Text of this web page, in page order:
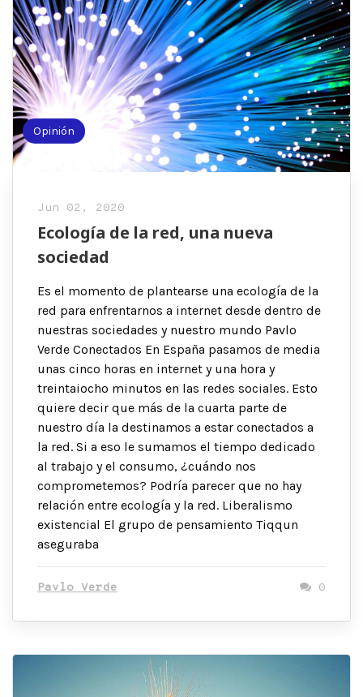
Opinión
Jun 02, 2020
Ecología de la red, una nueva
sociedad
Es el momento de plantearse una ecología de la
red para enfrentarnos a internet desde dentro de
nuestras sociedades y nuestro mundo Pavlo
Verde Conectados En España pasamos de media
unas cinco horas en internet y una hora y
treintaiocho minutos en las redes sociales. Esto
quiere decir que más de la cuarta parte de
nuestro día la destinamos a estar conectados a
la red. Si a eso le sumamos el tiempo dedicado
al trabajo y el consumo, ¿cuándo nos
comprometemos? Podría parecer que no hay
relación entre ecología y la red. Liberalismo
existencial El grupo de pensamiento Tiqqun
aseguraba
Pavlo Verde 0